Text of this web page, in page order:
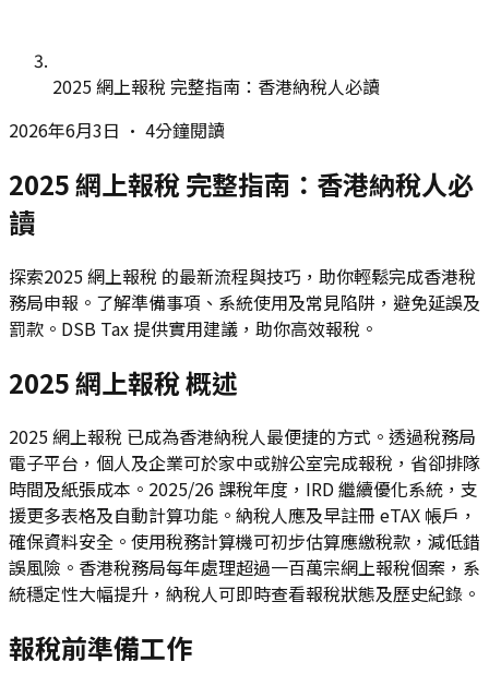
2025 網上報稅 完整指南：香港納稅人必讀
2026年6月3日 • 4分鐘閱讀
2025 網上報稅 完整指南：香港納稅人必
讀
探索2025 網上報稅 的最新流程與技巧，助你輕鬆完成香港稅
務局申報。了解準備事項、系統使用及常見陷阱，避免延誤及
罰款。DSB Tax 提供實用建議，助你高效報稅。
2025 網上報稅 概述
2025 網上報稅 已成為香港納稅人最便捷的方式。透過稅務局
電子平台，個人及企業可於家中或辦公室完成報稅，省卻排隊
時間及紙張成本。2025/26 課稅年度，IRD 繼續優化系統，支
援更多表格及自動計算功能。納稅人應及早註冊 eTAX 帳戶，
確保資料安全。使用稅務計算機可初步估算應繳稅款，減低錯
誤風險。香港稅務局每年處理超過一百萬宗網上報稅個案，系
統穩定性大幅提升，納稅人可即時查看報稅狀態及歷史紀錄。
報稅前準備工作